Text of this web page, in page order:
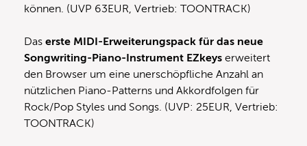
können. (UVP 63EUR, Vertrieb: TOONTRACK)
Das erste MIDI-Erweiterungspack für das neue
Songwriting-Piano-Instrument EZkeys erweitert
den Browser um eine unerschöpfliche Anzahl an
nützlichen Piano-Patterns und Akkordfolgen für
Rock/Pop Styles und Songs. (UVP: 25EUR, Vertrieb:
TOONTRACK)